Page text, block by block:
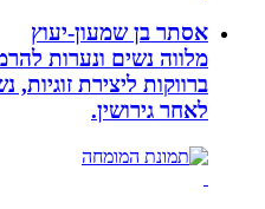
אסתר בן שמעון-יעוץ
מלווה נשים ונערות
ברווקות ליצירת זוגיות,
לאחר גירושין.